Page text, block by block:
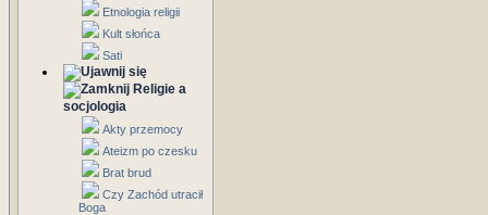
Etnologia religii
Kult słońca
Sati
Religie a
socjologia
Akty przemocy
Ateizm po czesku
Brat brud
Czy Zachód utracił
Boga